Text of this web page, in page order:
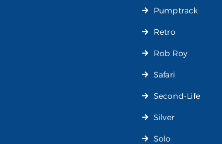
Pumptrack
Retro
Rob Roy
Safari
Second-Life
Silver
Solo